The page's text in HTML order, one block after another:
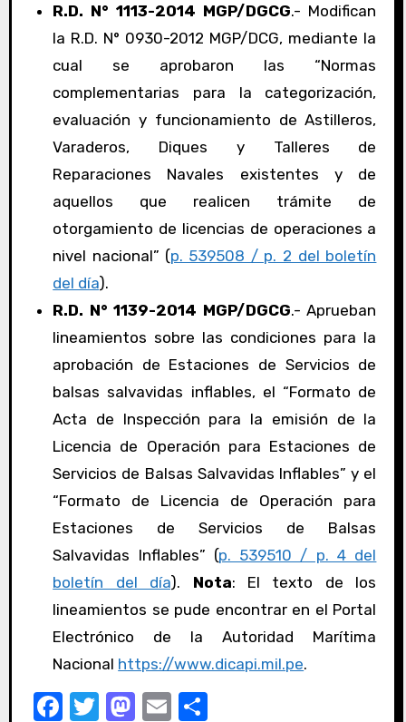
R.D. N° 1113-2014 MGP/DGCG.- Modifican
la R.D. N° 0930-2012 MGP/DCG, mediante la
cual se aprobaron las “Normas
complementarias para la categorización,
evaluación y funcionamiento de Astilleros,
Varaderos, Diques y Talleres de
Reparaciones Navales existentes y de
aquellos que realicen trámite de
otorgamiento de licencias de operaciones a
nivel nacional” (p. 539508 / p. 2 del boletín
del día).
R.D. N° 1139-2014 MGP/DGCG.- Aprueban
lineamientos sobre las condiciones para la
aprobación de Estaciones de Servicios de
balsas salvavidas inflables, el “Formato de
Acta de Inspección para la emisión de la
Licencia de Operación para Estaciones de
Servicios de Balsas Salvavidas Inflables” y el
“Formato de Licencia de Operación para
Estaciones de Servicios de Balsas
Salvavidas Inflables” (p. 539510 / p. 4 del
boletín del día). Nota: El texto de los
lineamientos se pude encontrar en el Portal
Electrónico de la Autoridad Marítima
Nacional https://www.dicapi.mil.pe.
F T M E C